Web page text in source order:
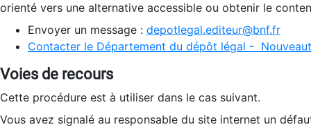
orienté vers une alternative accessible ou obtenir le
Envoyer un message : depotlegal.editeur@bnf.fr
Contacter le Département du dépôt légal -
Voies de recours
Cette procédure est à utiliser dans le cas suivant.
Vous avez signalé au responsable du site internet un